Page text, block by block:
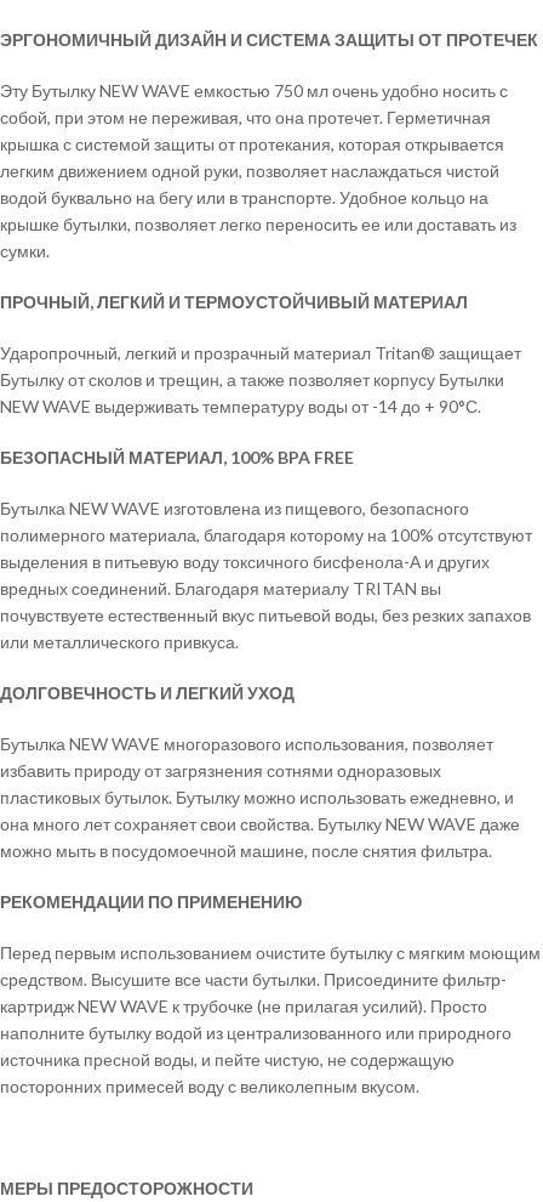
ЭРГОНОМИЧНЫЙ ДИЗАЙН И СИСТЕМА ЗАЩИТЫ ОТ ПРОТЕЧЕК
Эту Бутылку NEW WAVE емкостью 750 мл очень удобно носить с
собой, при этом не переживая, что она протечет. Герметичная
крышка с системой защиты от протекания, которая открывается
легким движением одной руки, позволяет наслаждаться чистой
водой буквально на бегу или в транспорте. Удобное кольцо на
крышке бутылки, позволяет легко переносить ее или доставать из
сумки.
ПРОЧНЫЙ, ЛЕГКИЙ И ТЕРМОУСТОЙЧИВЫЙ МАТЕРИАЛ
Ударопрочный, легкий и прозрачный материал Tritan® защищает
Бутылку от сколов и трещин, а также позволяет корпусу Бутылки
NEW WAVE выдерживать температуру воды от -14 до + 90°С.
БЕЗОПАСНЫЙ МАТЕРИАЛ, 100% BPA FREE
Бутылка NEW WAVE изготовлена из пищевого, безопасного
полимерного материала, благодаря которому на 100% отсутствуют
выделения в питьевую воду токсичного бисфенола-А и других
вредных соединений. Благодаря материалу TRITAN вы
почувствуете естественный вкус питьевой воды, без резких запахов
или металлического привкуса.
ДОЛГОВЕЧНОСТЬ И ЛЕГКИЙ УХОД
Бутылка NEW WAVE многоразового использования, позволяет
избавить природу от загрязнения сотнями одноразовых
пластиковых бутылок. Бутылку можно использовать ежедневно, и
она много лет сохраняет свои свойства. Бутылку NEW WAVE даже
можно мыть в посудомоечной машине, после снятия фильтра.
РЕКОМЕНДАЦИИ ПО ПРИМЕНЕНИЮ
Перед первым использованием очистите бутылку с мягким моющим
средством. Высушите все части бутылки. Присоедините фильтр-
картридж NEW WAVE к трубочке (не прилагая усилий). Просто
наполните бутылку водой из централизованного или природного
источника пресной воды, и пейте чистую, не содержащую
посторонних примесей воду с великолепным вкусом.
МЕРЫ ПРЕДОСТОРОЖНОСТИ